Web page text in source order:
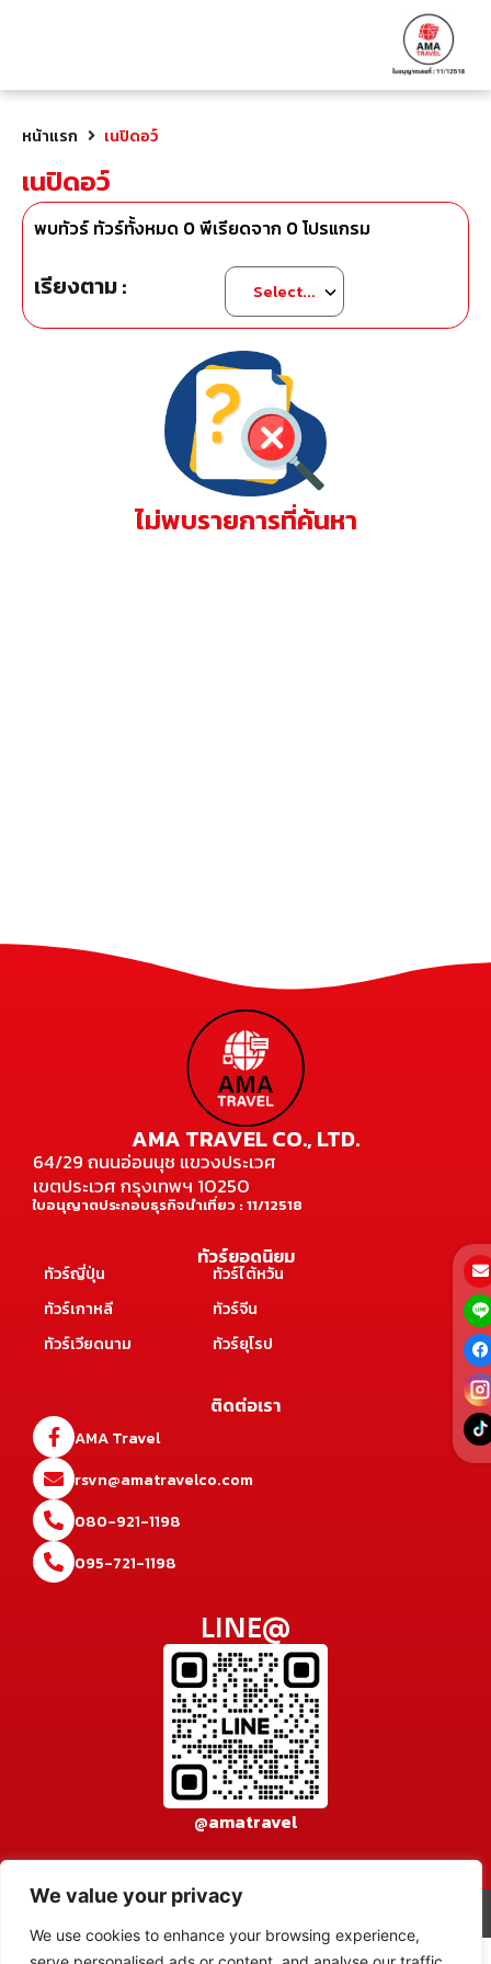
We value your privacy
We use cookies to enhance your browsing experience,
หน้าแรก เนปิดอว์
เนปิดอว์
พบทัวร์ ทัวร์ทั้งหมด 0พีเรียดจาก 0โปรแกรม
เรียงตาม :
ไม่พบรายการที่ค้นหา
AMA TRAVEL CO., LTD.
64/29 ถนนอ่อนนุช แขวงประเวศ
เขตประเวศ กรุงเทพฯ 10250
ใบอนุญาตประกอบธุรกิจนำเที่ยว : 11/12518
ทัวร์ยอดนิยม
ทัวร์ญี่ปุ่น
ทัวร์เกาหลี
ทัวร์เวียดนาม
ทัวร์ไต้หวัน
ทัวร์จีน
ทัวร์ยุโรป
ติดต่อเรา
AMA Travel
rsvn@amatravelco.com
080-921-1198
095-721-1198
LINE@
@amatravel
© 2026 AMA TRAVEL CO., LTD. All rights reserved.